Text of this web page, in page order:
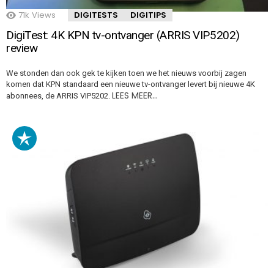
71k Views DIGITESTS DIGITIPS
DigiTest: 4K KPN tv-ontvanger (ARRIS VIP5202)
review
We stonden dan ook gek te kijken toen we het nieuws voorbij zagen
komen dat KPN standaard een nieuwe tv-ontvanger levert bij nieuwe 4K
abonnees, de ARRIS VIP5202. LEES MEER…